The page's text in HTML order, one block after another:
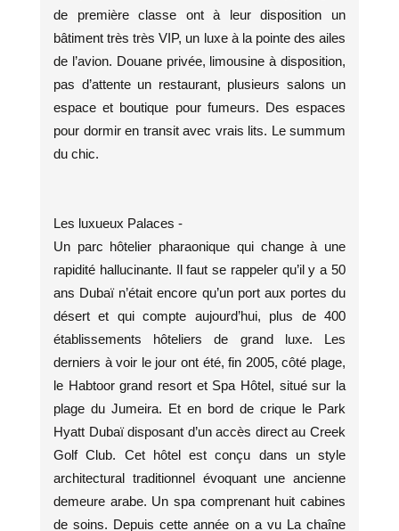
de première classe ont à leur disposition un
bâtiment très très VIP, un luxe à la pointe des ailes
de l’avion. Douane privée, limousine à disposition,
pas d’attente un restaurant, plusieurs salons un
espace et boutique pour fumeurs. Des espaces
pour dormir en transit avec vrais lits. Le summum
du chic.
Les luxueux Palaces -
Un parc hôtelier pharaonique qui change à une
rapidité hallucinante. Il faut se rappeler qu’il y a 50
ans Dubaï n’était encore qu’un port aux portes du
désert et qui compte aujourd’hui, plus de 400
établissements hôteliers de grand luxe. Les
derniers à voir le jour ont été, fin 2005, côté plage,
le Habtoor grand resort et Spa Hôtel, situé sur la
plage du Jumeira. Et en bord de crique le Park
Hyatt Dubaï disposant d’un accès direct au Creek
Golf Club. Cet hôtel est conçu dans un style
architectural traditionnel évoquant une ancienne
demeure arabe. Un spa comprenant huit cabines
de soins. Depuis cette année on a vu La chaîne